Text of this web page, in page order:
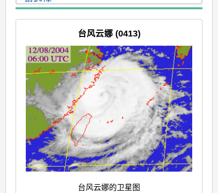
台风云娜 (0413)
台风云娜的卫星图